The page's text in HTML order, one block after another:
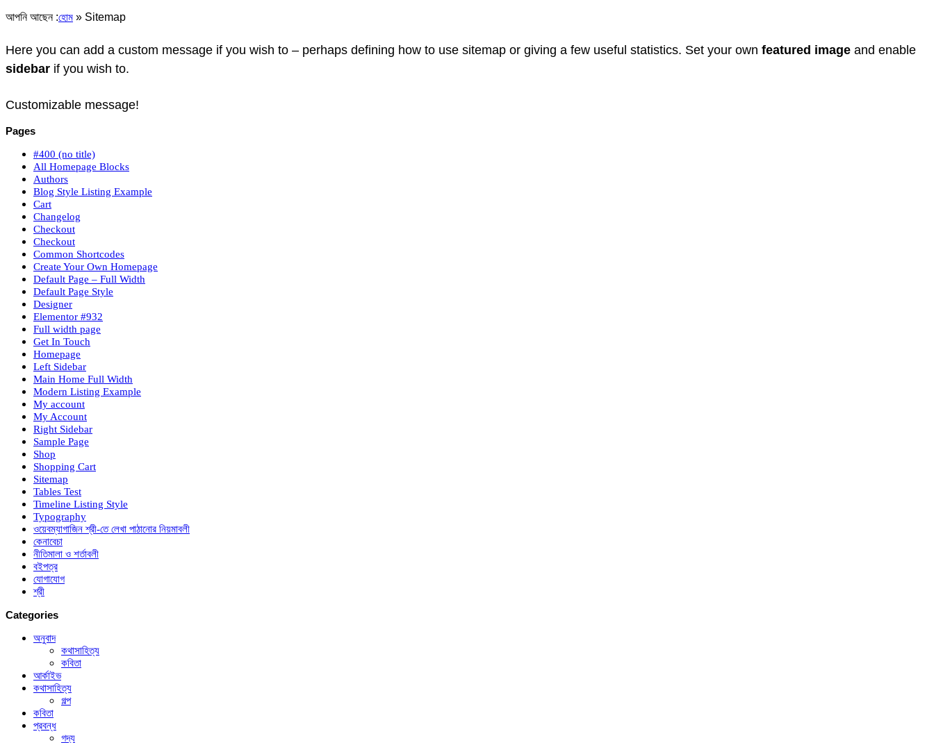
আপনি আছেন :হোম » Sitemap
Here you can add a custom message if you wish to – perhaps defining how to use sitemap or giving a few useful statistics. Set your own featured image and enable
sidebar if you wish to.
Customizable message!
Pages
#400 (no title)
All Homepage Blocks
Authors
Blog Style Listing Example
Cart
Changelog
Checkout
Checkout
Common Shortcodes
Create Your Own Homepage
Default Page – Full Width
Default Page Style
Designer
Elementor #932
Full width page
Get In Touch
Homepage
Left Sidebar
Main Home Full Width
Modern Listing Example
My account
My Account
Right Sidebar
Sample Page
Shop
Shopping Cart
Sitemap
Tables Test
Timeline Listing Style
Typography
ওয়েবম্যাগাজিন শ্রী-তে লেখা পাঠানোর নিয়মাবলী
কেনাবেচা
নীতিমালা ও শর্তাবলী
বইপত্র
যোগাযোগ
শ্রী
Categories
অনুবাদ
কথাসাহিত্য
কবিতা
আর্কাইভ
কথাসাহিত্য
গল্প
কবিতা
প্রবন্ধ
গদ্য